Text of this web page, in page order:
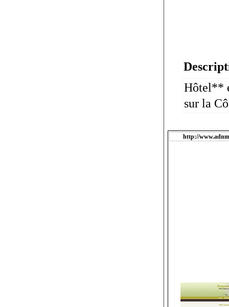
Hôtel**
sur la
http://